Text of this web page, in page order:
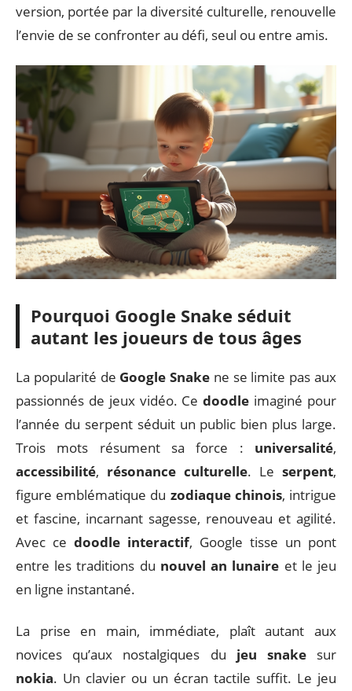
version, portée par la diversité culturelle, renouvelle
l’envie de se confronter au défi, seul ou entre amis.
Pourquoi Google Snake séduit
autant les joueurs de tous âges
La popularité de Google Snake ne se limite pas aux
passionnés de jeux vidéo. Cedoodle imaginé pour
l’année du serpent séduit un public bien plus large.
Trois mots résument sa force : universalité,
accessibilité, résonance culturelle. Le serpent,
figure emblématique du zodiaque chinois, intrigue
et fascine, incarnant sagesse, renouveau et agilité.
Avec ce doodle interactif, Google tisse un pont
entre les traditions du nouvel an lunaire et le jeu
en ligne instantané.
La prise en main, immédiate, plaît autant aux
novices qu’aux nostalgiques du jeu snakesur
nokia. Un clavier ou un écran tactile suffit. Le jeu